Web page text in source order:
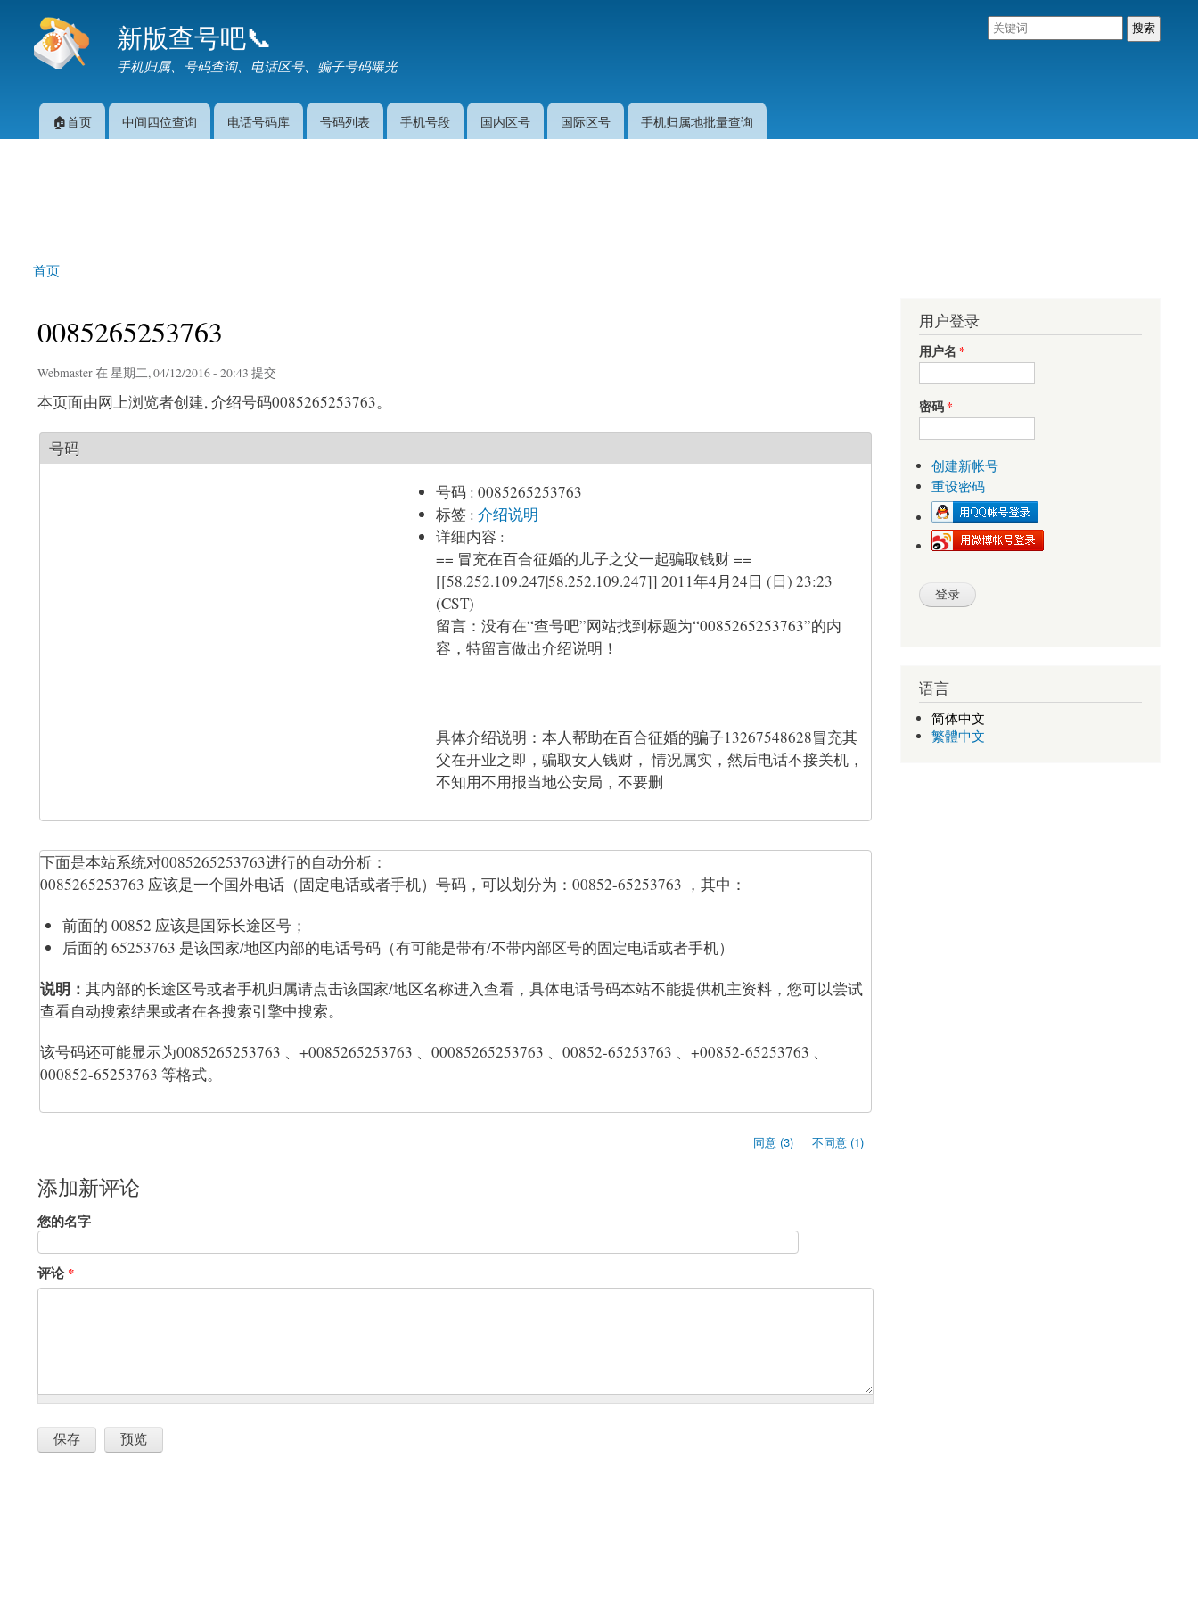
要
新版查号吧📞
手机归属、号码查询、电话区号、骗子号码曝光
主菜单🏠首页 中间四位查询 电话号码库 号码列表 手机号段 国内区号 国际区号 手机归属地批量查询
你在这里
首页
0085265253763
Webmaster在 星期二, 04/12/2016 - 20:43 提交
本页面由网上浏览者创建, 介绍号码0085265253763。
号码
号码 : 0085265253763
标签 : 介绍说明
详细内容 :
== 冒充在百合征婚的儿子之父一起骗取钱财 ==
[[58.252.109.247|58.252.109.247]] 2011年4月24日 (日) 23:23
(CST)
留言：没有在“查号吧”网站找到标题为“0085265253763”的内
容，特留言做出介绍说明！
具体介绍说明：本人帮助在百合征婚的骗子13267548628冒充其
父在开业之即，骗取女人钱财， 情况属实，然后电话不接关机，
不知用不用报当地公安局，不要删
下面是本站系统对0085265253763进行的自动分析：
0085265253763 应该是一个国外电话（固定电话或者手机）号码，可以划分为：00852-65253763 ，其中：
前面的 00852 应该是国际长途区号；
后面的 65253763 是该国家/地区内部的电话号码（有可能是带有/不带内部区号的固定电话或者手机）
说明： 其内部的长途区号或者手机归属请点击该国家/地区名称进入查看，具体电话号码本站不能提供机主资料，您可以尝试
查看自动搜索结果或者在各搜索引擎中搜索。
该号码还可能显示为0085265253763 、+0085265253763 、00085265253763 、00852-65253763 、+00852-65253763 、
000852-65253763 等格式。
同意 (3) 不同意 (1)
添加新评论
您的名字
评论*
用户登录
用户名 *
密码*
创建新帐号
重设密码
语言
简体中文
繁體中文